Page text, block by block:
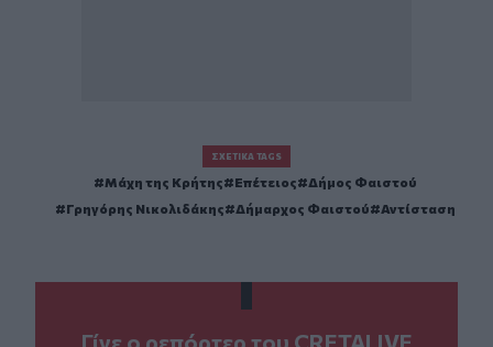
ΣΧΕΤΙΚΆ TAGS
Μάχη της Κρήτης Επέτειος
Δήμος Φαιστού
Γρηγόρης Νικολιδάκης
Δήμαρχος Φαιστού Αντίσταση
Γίνε ο ρεπόρτερ του CRETALIVE